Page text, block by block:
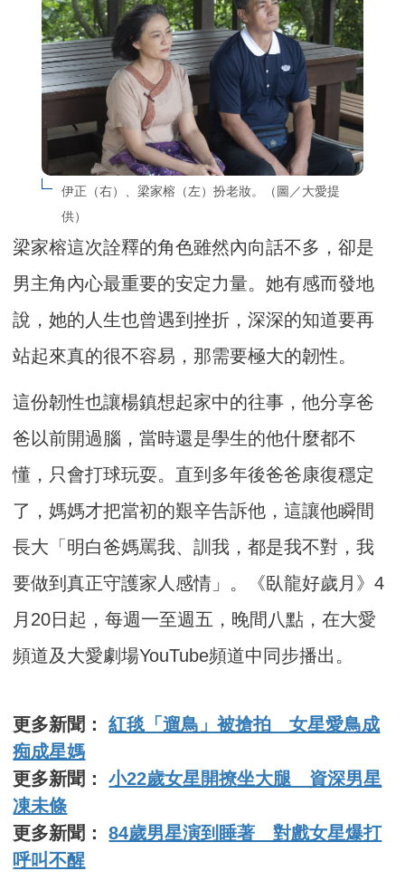
伊正（右）、梁家榕（左）扮老妝。（圖／大愛提
供）
梁家榕這次詮釋的角色雖然內向話不多，卻是
男主角內心最重要的安定力量。她有感而發地
說，她的人生也曾遇到挫折，深深的知道要再
站起來真的很不容易，那需要極大的韌性。
這份韌性也讓楊鎮想起家中的往事，他分享爸
爸以前開過腦，當時還是學生的他什麼都不
懂，只會打球玩耍。直到多年後爸爸康復穩定
了，媽媽才把當初的艱辛告訴他，這讓他瞬間
長大「明白爸媽罵我、訓我，都是我不對，我
要做到真正守護家人感情」。《臥龍好歲月》4
月20日起，每週一至週五，晚間八點，在大愛
頻道及大愛劇場YouTube頻道中同步播出。
更多新聞：紅毯「遛鳥」被搶拍 女星愛鳥成
痴成星媽
更多新聞：小22歲女星開撩坐大腿 資深男星
凍未條
更多新聞：84歲男星演到睡著 對戲女星爆打
呼叫不醒